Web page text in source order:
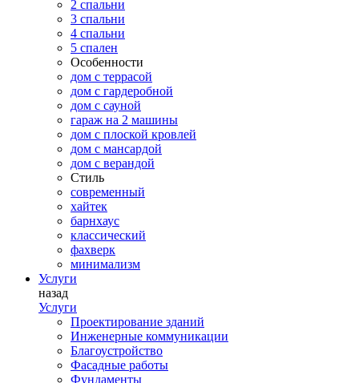
2 спальни
3 спальни
4 спальни
5 спален
Особенности
дом с террасой
дом с гардеробной
дом с сауной
гараж на 2 машины
дом с плоской кровлей
дом с мансардой
дом с верандой
Стиль
современный
хайтек
барнхаус
классический
фахверк
минимализм
Услуги
назад
Услуги
Проектирование зданий
Инженерные коммуникации
Благоустройство
Фасадные работы
Фундаменты